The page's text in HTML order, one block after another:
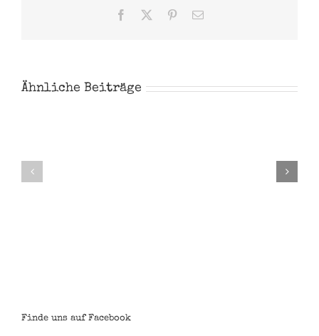
Facebook Pinterest
E-
Ähnliche Beiträge
Finde uns auf Facebook